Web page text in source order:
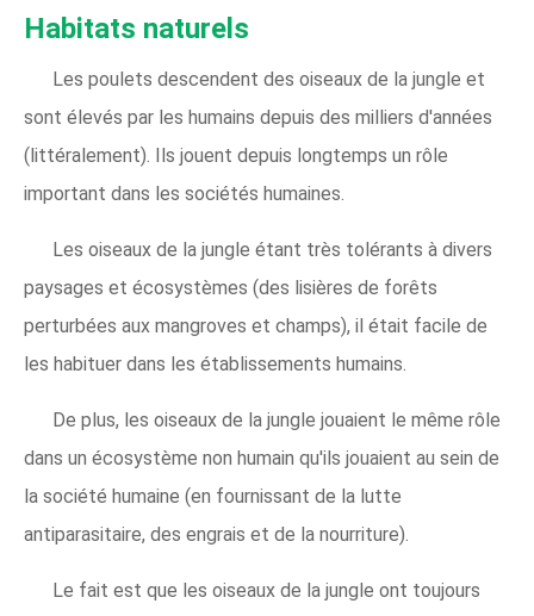
Habitats naturels
Les poulets descendent des oiseaux de la jungle et
sont élevés par les humains depuis des milliers d'années
(littéralement). Ils jouent depuis longtemps un rôle
important dans les sociétés humaines.
Les oiseaux de la jungle étant très tolérants à divers
paysages et écosystèmes (des lisières de forêts
perturbées aux mangroves et champs), il était facile de
les habituer dans les établissements humains.
De plus, les oiseaux de la jungle jouaient le même rôle
dans un écosystème non humain qu'ils jouaient au sein de
la société humaine (en fournissant de la lutte
antiparasitaire, des engrais et de la nourriture).
Le fait est que les oiseaux de la jungle ont toujours